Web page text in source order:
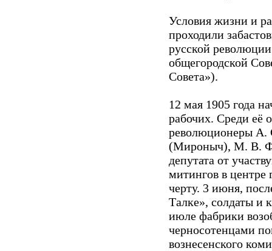
Условия жизни и
проходили
русской
общегородской
Совета»).
12 мая 1905 года
рабочих. Среди её
революционеры А.
(Мироныч), М. В.
депутата от
митингов в центре
черту. 3 июня,
Талке», солдаты и
июле фабрики
черносотенцами
вознесенского